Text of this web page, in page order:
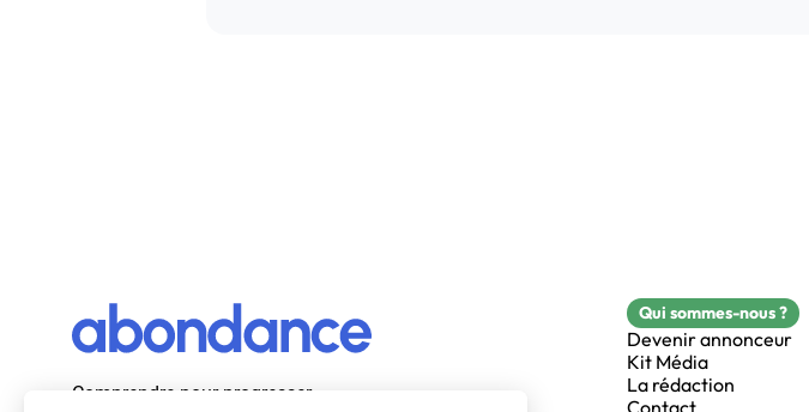
Comprendre pour progresser
Qui sommes-nous ?
Devenir annonceur
Kit Média
La rédaction
Contact